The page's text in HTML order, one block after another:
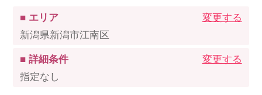
派遣で働く
介護の資格取得について
介護のリスキリング
■ エリア
新潟県新潟市江南区
変更する
■ 詳細条件
指定なし
変更する